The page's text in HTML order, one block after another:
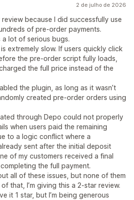
2 de julho de 2026
review because I did successfully use
of pre-order payments.
a lot of serious bugs.
extremely slow. If users quickly click
the pre-order script fully loads,
the full price instead of the
the plugin, as long as it wasn’t
created pre-order orders using
through Depo could not properly
when users paid the remaining
to a logic conflict where a
sent after the initial deposit
of my customers received a final
the full payment.
all of these issues, but none of them
that, I’m giving this a 2-star review.
it 1 star, but I’m being generous